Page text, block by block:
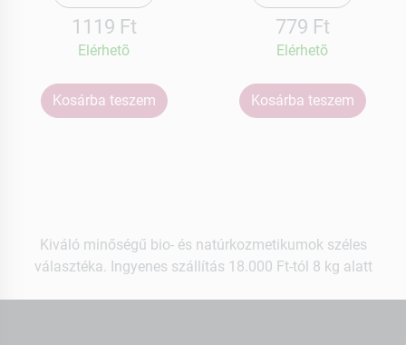
1119 Ft
Elérhetõ
Kosárba teszem
779 Ft
Elérhetõ
Kosárba teszem
Kiváló minőségű bio- és natúrkozmetikumok széles
választéka. Ingyenes szállítás 18.000 Ft-tól 8 kg alatt